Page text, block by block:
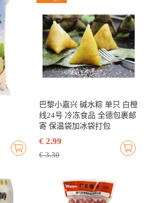
巴黎小嘉兴 碱水粽 单只 白橙
线24号 冷冻食品 全德包裹邮
寄 保温袋加冰袋打包
€ 2.99
€ 3.30